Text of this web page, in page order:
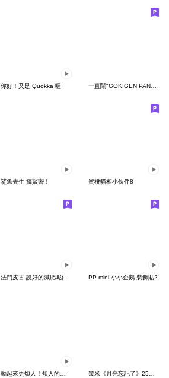
你好！又是 Quokka 喔 一直鬧"GOKIGEN PANDA" 台灣版
鯊魚先生 搞鯊密！ 蜜桃貓和小伙伴8
法鬥皮古-說好的減肥呢(第15彈) PP mini 小小企鵝-裝飾貼2
幾米《月亮忘記了》25周年 x 晴天P莉